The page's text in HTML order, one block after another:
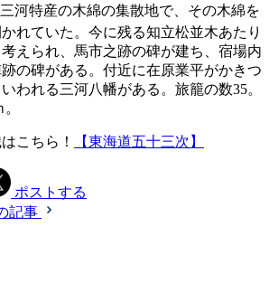
河特産の木綿の集散地で、その木綿を
れていた。今に残る知立松並木あたり
えられ、馬市之跡の碑が建ち、宿場内
の碑がある。付近に在原業平がかきつ
われる三河八幡がある。旅籠の数35。
こちら！ 【東海道五十三次】
ポストする
記事